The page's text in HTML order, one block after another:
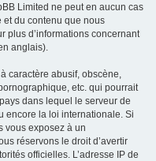
Limited ne peut en aucun cas
et du contenu que nous
plus d’informations concernant
anglais).
caractère abusif, obscène,
etc. qui pourrait
dans lequel le serveur de
encore la loi internationale. Si
vous exposez à un
réservons le droit d’avertir
officielles. L’adresse IP de